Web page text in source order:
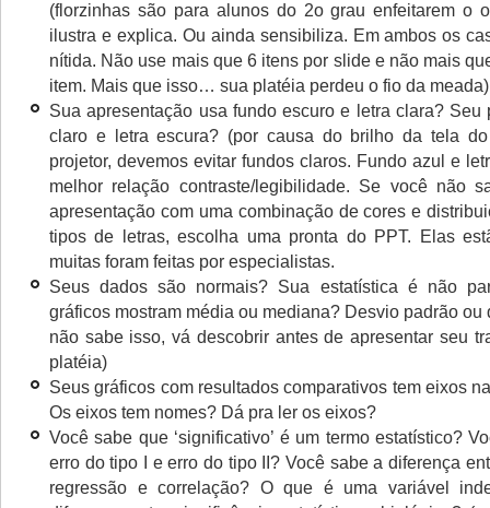
(florzinhas são para alunos do 2o grau enfeitarem o
ilustra e explica. Ou ainda sensibiliza. Em ambos os
nítida. Não use mais que 6 itens por slide e não mais
item. Mais que isso… sua platéia perdeu o fio da
Sua apresentação usa fundo escuro e letra clara? Seu
claro e letra escura? (por causa do brilho da tela do
projetor, devemos evitar fundos claros. Fundo azul e
melhor relação contraste/legibilidade. Se você não
apresentação com uma combinação de cores e
tipos de letras, escolha uma pronta do PPT. Elas
muitas foram feitas por especialistas.
Seus dados são normais? Sua estatística é não
gráficos mostram média ou mediana? Desvio padrão ou
não sabe isso, vá descobrir antes de apresentar seu
platéia)
Seus gráficos com resultados comparativos tem eixos
Os eixos tem nomes? Dá pra ler os eixos?
Você sabe que ‘significativo’ é um termo estatístico?
erro do tipo I e erro do tipo II? Você sabe a diferença
regressão e correlação? O que é uma variável